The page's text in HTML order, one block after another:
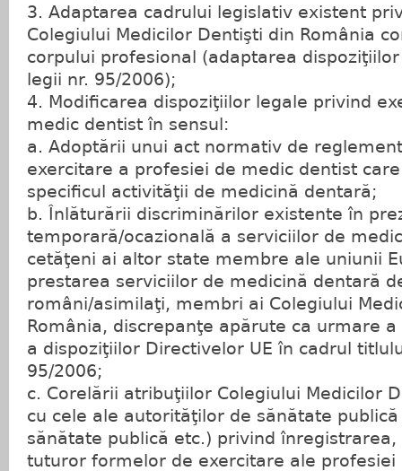
3. Adaptarea cadrului legislativ existent
Colegiului Medicilor Dentişti din România
corpului profesional (adaptarea
legii nr. 95/2006);
4. Modificarea dispoziţiilor legale privind
medic dentist în sensul:
a. Adoptării unui act normativ de
exercitare a profesiei de medic dentist
specificul activităţii de medicină dentară;
b. Înlăturării discriminărilor existente în
temporară/ocazională a serviciilor de
cetăţeni ai altor state membre ale uniunii
prestarea serviciilor de medicină dentară
români/asimilaţi, membri ai Colegiului
România, discrepanţe apărute ca urmare
a dispoziţiilor Directivelor UE în cadrul
95/2006;
c. Corelării atribuţiilor Colegiului Medicilor
cu cele ale autorităţilor de sănătate
sănătate publică etc.) privind
tuturor formelor de exercitare ale profesiei